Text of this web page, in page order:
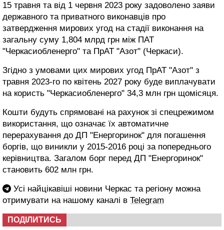
15 травня та від 1 червня 2023 року задоволено заяви
державного та приватного виконавців про
затвердження мирових угод на стадії виконання на
загальну суму 1,804 млрд грн між ПАТ
"Черкасиобленерго" та ПрАТ "Азот" (Черкаси).
Згідно з умовами цих мирових угод ПрАТ "Азот" з
травня 2023-го по квітень 2027 року буде виплачувати
на користь "Черкасиобленерго" 34,3 млн грн щомісяця.
Кошти будуть спрямовані на рахунок зі спецрежимом
використання, що означає їх автоматичне
перерахування до ДП "Енергоринок" для погашення
боргів, що виникли у 2015-2016 році за попереднього
керівництва. Загалом борг перед ДП "Енергоринок"
становить 602 млн грн.
Усі найцікавіші новини Черкас та регіону можна
отримувати на нашому каналі в Telegram
ПОДІЛИТИСЬ